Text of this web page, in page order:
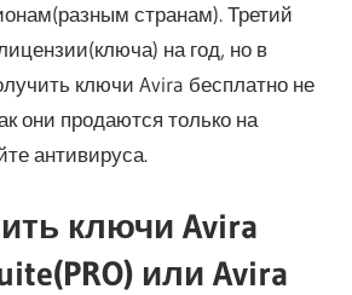
странам). Третий
на год, но в
ключи Avira бесплатно не
они продаются только на
антивируса.
ключи Avira
или Avira